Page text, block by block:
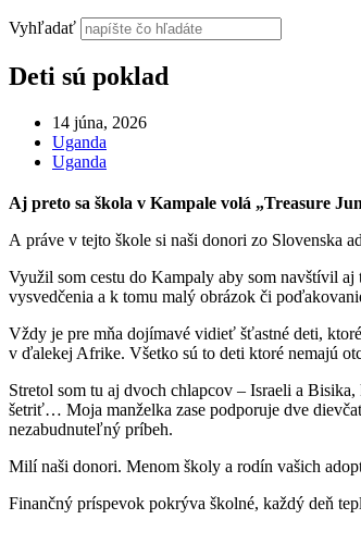
Vyhľadať
Deti sú poklad
14 júna, 2026
Uganda
Uganda
Aj preto sa škola v Kampale volá „Treasure
A práve v tejto škole si naši donori zo Slovenska
Využil som cestu do Kampaly aby som navštívil
vysvedčenia a k tomu malý obrázok či
Vždy je pre mňa dojímavé vidieť šťastné deti,
v ďalekej Afrike. Všetko sú to deti ktoré nemajú
Stretol som tu aj dvoch chlapcov – Israeli a
šetriť… Moja manželka zase podporuje dve
nezabudnuteľný príbeh.
Milí naši donori. Menom školy a rodín vašich
Finančný príspevok pokrýva školné, každý deň